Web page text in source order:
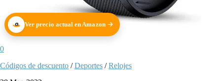
Ver precio actual en Amazon
0
Códigos de descuento /Deportes /Relojes